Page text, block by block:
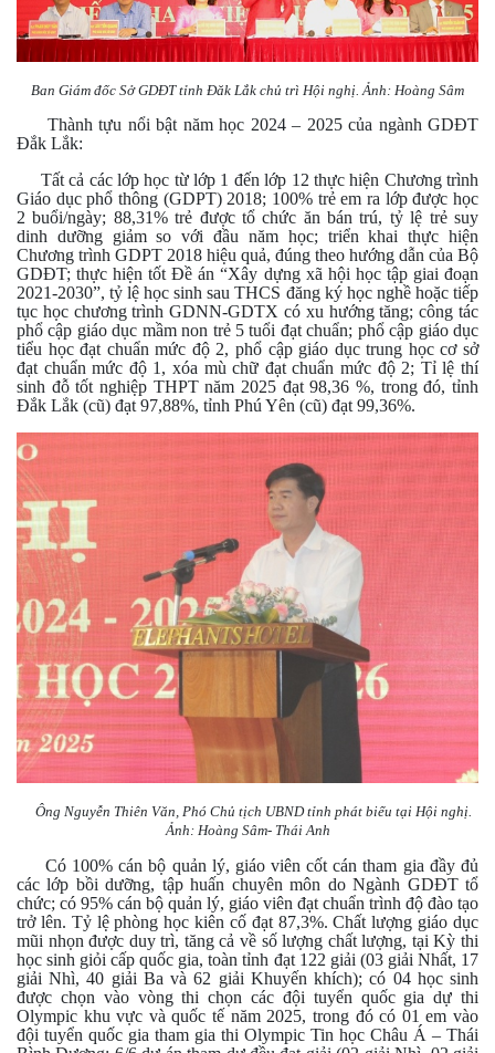
Ban Giám đốc Sở GDĐT tỉnh Đăk Lắk chủ trì Hội nghị. Ảnh: Hoàng Sâm
Thành tựu nổi bật năm học 2024 – 2025 của ngành GDĐT
Đắk Lắk:
Tất cả các lớp học từ lớp 1 đến lớp 12 thực hiện Chương trình
Giáo dục phổ thông (GDPT) 2018; 100% trẻ em ra lớp được học
2 buổi/ngày; 88,31% trẻ được tổ chức ăn bán trú, tỷ lệ trẻ suy
dinh dưỡng giảm so với đầu năm học; triển khai thực hiện
Chương trình GDPT 2018 hiệu quả, đúng theo hướng dẫn của Bộ
GDĐT; thực hiện tốt Đề án “Xây dựng xã hội học tập giai đoạn
2021-2030”, tỷ lệ học sinh sau THCS đăng ký học nghề hoặc tiếp
tục học chương trình GDNN-GDTX có xu hướng tăng; công tác
phổ cập giáo dục mầm non trẻ 5 tuổi đạt chuẩn; phổ cập giáo dục
tiểu học đạt chuẩn mức độ 2, phổ cập giáo dục trung học cơ sở
đạt chuẩn mức độ 1, xóa mù chữ đạt chuẩn mức độ 2; Tỉ lệ thí
sinh đỗ tốt nghiệp THPT năm 2025 đạt 98,36 %, trong đó, tỉnh
Đắk Lắk (cũ) đạt 97,88%, tỉnh Phú Yên (cũ) đạt 99,36%.
Ông Nguyễn Thiên Văn, Phó Chủ tịch UBND tỉnh phát biểu tại Hội nghị.
Ảnh: Hoàng Sâm- Thái Anh
Có 100% cán bộ quản lý, giáo viên cốt cán tham gia đầy đủ
các lớp bồi dưỡng, tập huấn chuyên môn do Ngành GDĐT tổ
chức; có 95% cán bộ quản lý, giáo viên đạt chuẩn trình độ đào tạo
trở lên. Tỷ lệ phòng học kiên cố đạt 87,3%. Chất lượng giáo dục
mũi nhọn được duy trì, tăng cả về số lượng chất lượng, tại Kỳ thi
học sinh giỏi cấp quốc gia, toàn tỉnh đạt 122 giải (03 giải Nhất, 17
giải Nhì, 40 giải Ba và 62 giải Khuyến khích); có 04 học sinh
được chọn vào vòng thi chọn các đội tuyển quốc gia dự thi
Olympic khu vực và quốc tế năm 2025, trong đó có 01 em vào
đội tuyển quốc gia tham gia thi Olympic Tin học Châu Á – Thái